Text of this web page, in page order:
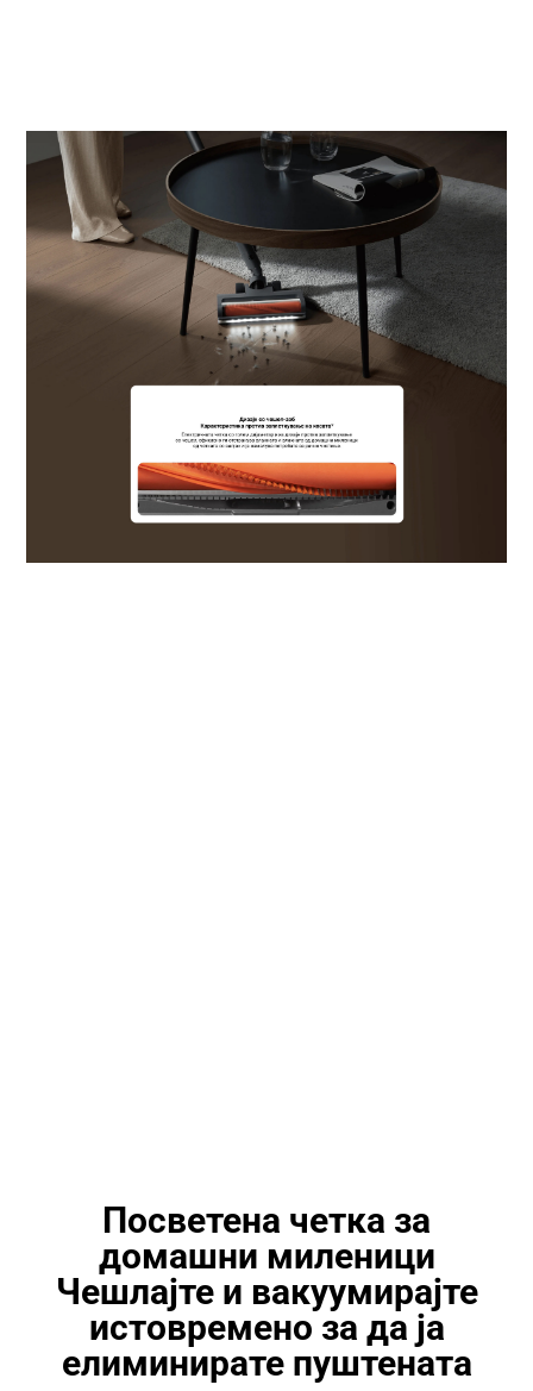
Посветена четка за
домашни миленици
Чешлајте и вакуумирајте
истовремено за да ја
елиминирате пуштената